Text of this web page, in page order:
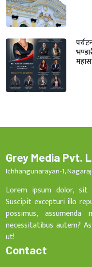
Grey Media Pvt.
Ichhangunarayan-1,
Lorem ipsum dolor,
Suscipit excepturi illo
possimus,
necessitatibus autem?
ut!
Contact